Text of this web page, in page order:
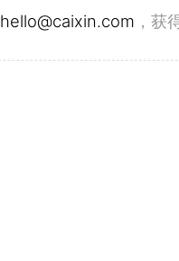
hello@caixin.com ，获